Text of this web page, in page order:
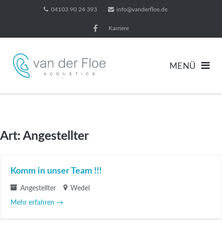
04103 90 24 393 info@vanderfloe.de
Karriere
Art: Angestellter
Komm in unser Team !!!
Angestellter Wedel
Mehr erfahren